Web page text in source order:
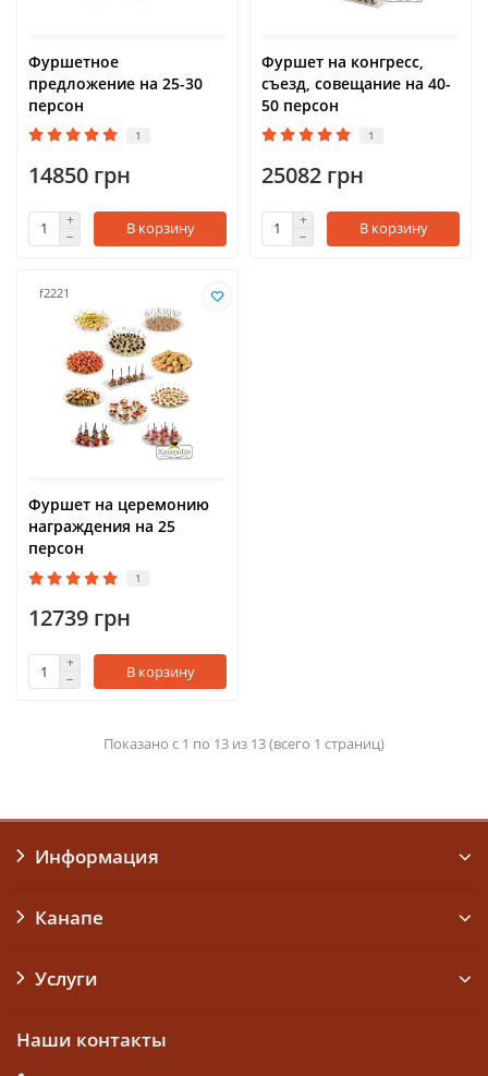
Фуршетное
предложение на 25-30
персон
1
14850 грн
В корзину
Фуршет на конгресс,
съезд, совещание на 40-
50 персон
1
25082 грн
В корзину
f2221
Фуршет на церемонию
награждения на 25
персон
1
12739 грн
В корзину
Показано с 1 по 13 из 13 (всего 1 страниц)
Информация
Канапе
Услуги
Наши контакты